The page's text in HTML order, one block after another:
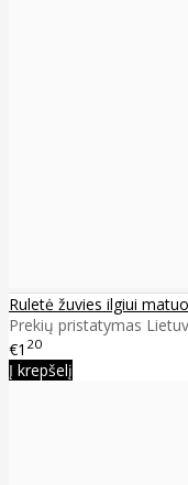
Ruletė žuvies ilgiui
Prekių pristatymas
€1 20
Į krepšelį